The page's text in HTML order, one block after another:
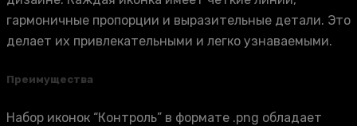
гармоничные пропорции и выразительные детали. Это
делает их привлекательными и легко узнаваемыми.
Преимущества
Набор иконок “Контроль” в формате .png обладает